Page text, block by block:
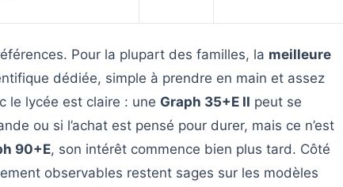
Pour la plupart des familles, la meilleure
dédiée, simple à prendre en main et assez
le lycée est claire : une Graph 35+E II peut se
ou si l’achat est pensé pour durer, mais ce n’est
90+E, son intérêt commence bien plus tard. Côté
observables restent sages sur les modèles